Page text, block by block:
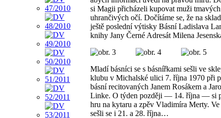
si Magii přicházeli kupovat muži
uhrančivých očí. Dočítáme se, že na
ještě poslední výtisky Básní Ladislava
knihy Jany Černé Adresát Milena
Mladí básníci se s básnířkami sešli ve
klubu v Michalské ulici 7. října 1970 při
básní recitovaných Janem Rosákem a
Linke. O týden později — 14. října — si
hru na kytaru a zpěv Vladimíra Merty. Ve
sešli se i 21. a 28. října…